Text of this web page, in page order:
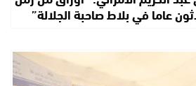
عاما في بلاط صاحبة الجلالة”